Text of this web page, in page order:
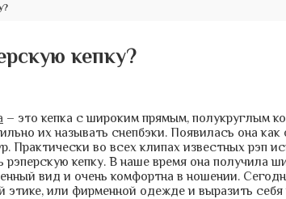
кепку?
– это кепка с широким прямым, полукруглым
их называть снепбэки. Появилась она
Практически во всех клипах известных рэп
рэперскую кепку. В наше время она
вид и очень комфортна в ношении.
этике, или фирменной одежде и выразить